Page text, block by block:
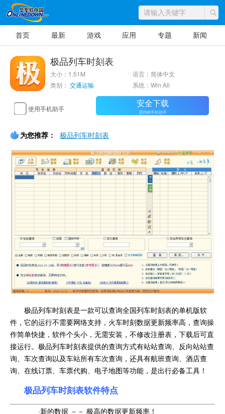
首页 最新 游戏 应用 专题 新闻
极品列车时刻表
大小：1.51M
语言：简体中文
类别： 交通运输 系统：Win All
使用手机助手 安全下载
需2345手机助手
为您推荐： 极品列车时刻表
极品列车时刻表是一款可以查询全国列车时刻表的单机版软
件，它的运行不需要网络支持，火车时刻数据更新频率高，查询操
作简单快捷，软件个头小，无需安装，不修改注册表，下载后可直
接运行。极品列车时刻表提供的查询方式有站站查询、反向站站查
询、车次查询以及车站所有车次查询，还具有航班查询、酒店查
询、在线订票、车票代购、电子地图等功能，是出行必备工具！
极品列车时刻表软件特点
·新的数据 －－ 极高的数据更新频率！